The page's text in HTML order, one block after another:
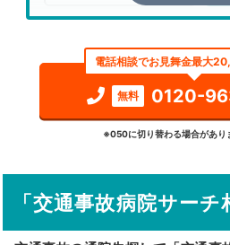
検索する
詳細条件で絞
駅から探す
電話相談でお見舞金最大
無料 0120-
※050に切り替わる場合があり
「交通事故病院サー